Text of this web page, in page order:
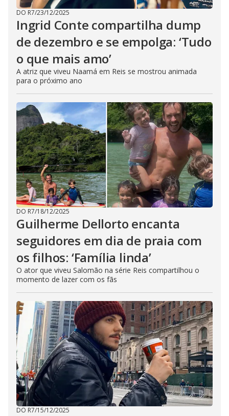
DO R7/23/12/2025
Ingrid Conte compartilha dump
de dezembro e se empolga: ‘Tudo
o que mais amo’
A atriz que viveu Naamá em Reis se mostrou animada
para o próximo ano
DO R7/18/12/2025
Guilherme Dellorto encanta
seguidores em dia de praia com
os filhos: ‘Família linda’
O ator que viveu Salomão na série Reis compartilhou o
momento de lazer com os fãs
DO R7/15/12/2025